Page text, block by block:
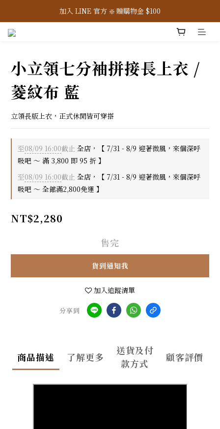
7/31-8/9 ☀️ 全館滿 2,800 免運，滿 3,800 即 95 折
加入 LINE 官方 ❇️ 贈購物金 $100
小立領七分袖拼接長上衣 /
菱紋布 藍
立領長版上衣，正式休閒皆可穿搭
至08/09 16:00截止 全店，【 7/31 - 8/9 迎著微風，來個深呼
吸吧 ～ 滿 3,800 即 95 折 】
至08/09 16:00截止 全店，【 7/31 - 8/9 迎著微風，來個深呼
吸吧 ～ 全館滿2,800免運 】
NT$2,280
售完
貨到通知我
加入追蹤清單
分享到
商品描述 了解更多
送貨及付
款方式
顧客評價